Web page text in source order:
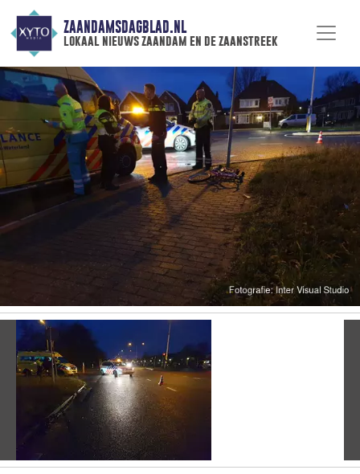
ZAANDAMSDAGBLAD.NL
lokaal nieuws zaandam en de zaanstreek